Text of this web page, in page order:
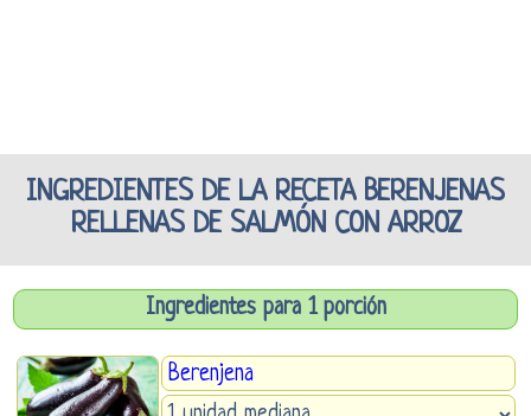
INGREDIENTES DE LA RECETA BERENJENAS
RELLENAS DE SALMÓN CON ARROZ
Ingredientes para 1 porción
Berenjena